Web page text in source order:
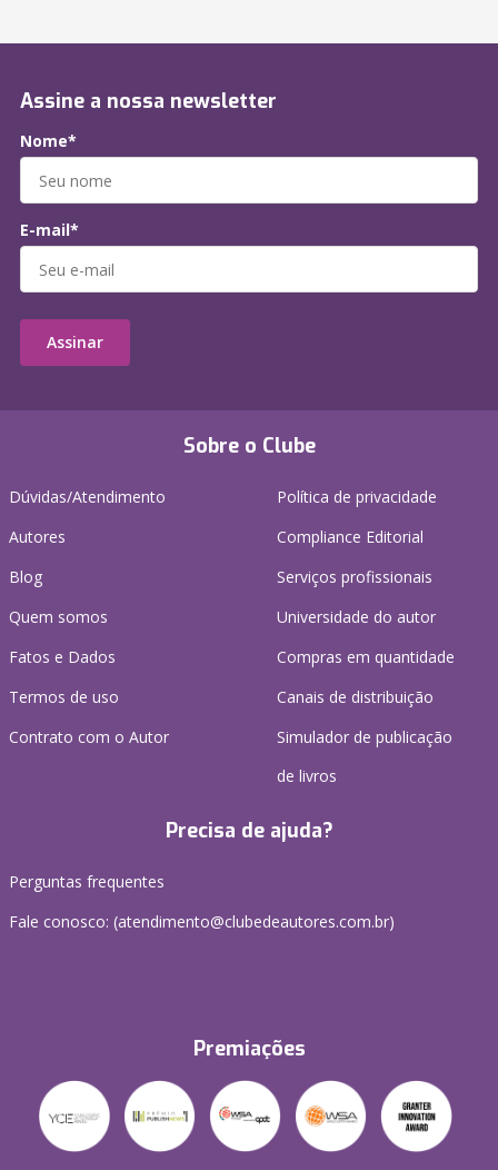
Sobre o Clube
Dúvidas/Atendimento
Autores
Blog
Quem somos
Fatos e Dados
Termos de uso
Contrato com o Autor
Política de privacidade
Compliance Editorial
Serviços profissionais
Universidade do autor
Compras em quantidade
Canais de distribuição
Simulador de publicação
de livros
Precisa de ajuda?
Perguntas frequentes
Fale conosco: (atendimento@clubedeautores.com.br)
Premiações
Assine a nossa newsletter
Nome*
E-mail*
Assinar